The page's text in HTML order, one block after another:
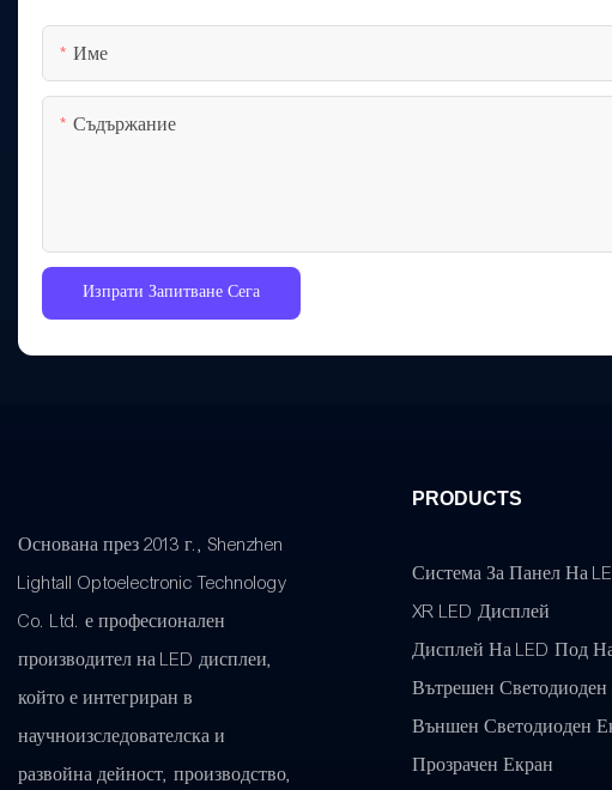
Име
Съдържание
Изпрати Запитване Сега
Основана през 2013 г., Shenzhen
Lightall Optoelectronic Technology
Co. Ltd. е професионален
производител на LED дисплеи,
който е интегриран в
научноизследователска и
развойна дейност, производство,
PRODUCTS
Система За Панел На
XR LED Дисплей
Дисплей На LED Под
Вътрешен
Външен Светодиоден
Прозрачен Екран